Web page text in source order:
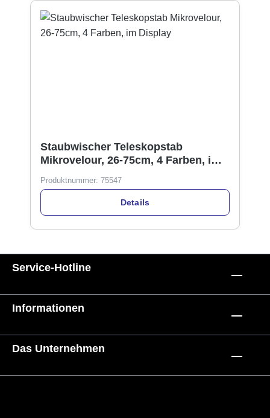
Staubwischer Teleskopstab
Mikrovelour, 26-75cm, 4 Farben, im
Produktnummer: 75547
Details
Service-Hotline
Informationen
Das Unternehmen